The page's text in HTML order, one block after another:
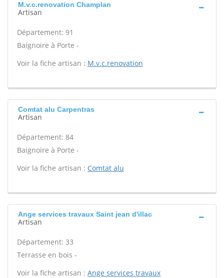
M.v.c.renovation Champlan
Artisan
Département: 91
Baignoire à Porte -
Voir la fiche artisan : M.v.c.renovation
Comtat alu Carpentras
Artisan
Département: 84
Baignoire à Porte -
Voir la fiche artisan : Comtat alu
Ange services travaux Saint jean d'illac
Artisan
Département: 33
Terrasse en bois -
Voir la fiche artisan : Ange services travaux